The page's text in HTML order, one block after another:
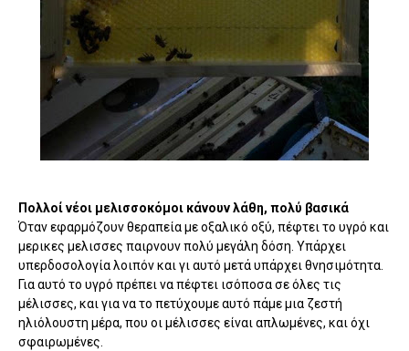
Πολλοί νέοι μελισσοκόμοι κάνουν λάθη, πολύ βασικά
Όταν εφαρμόζουν θεραπεία με οξαλικό οξύ, πέφτει το υγρό και
μερικες μελισσες παιρνουν πολύ μεγάλη δόση. Υπάρχει
υπερδοσολογία λοιπόν και γι αυτό μετά υπάρχει θνησιμότητα.
Για αυτό το υγρό πρέπει να πέφτει ισόποσα σε όλες τις
μέλισσες, και για να το πετύχουμε αυτό πάμε μια ζεστή
ηλιόλουστη μέρα, που οι μέλισσες είναι απλωμένες, και όχι
σφαιρωμένες.